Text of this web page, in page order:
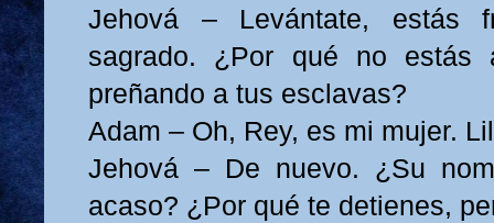
Jehová – Levántate, estás
sagrado. ¿Por qué no estás
preñando a tus esclavas?
Adam – Oh, Rey, es mi mujer.
Jehová – De nuevo. ¿Su
acaso? ¿Por qué te detienes,